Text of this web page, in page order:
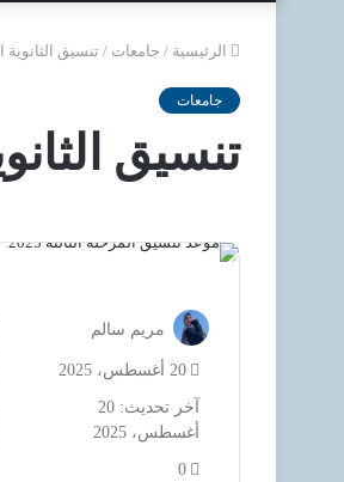
الرئيسية / جامعات / تنسيق الثانوية
جامعات
تنسيق الثانوية
مريم سالم
20 أغسطس، 2025
آخر تحديث: 20
أغسطس، 2025
0